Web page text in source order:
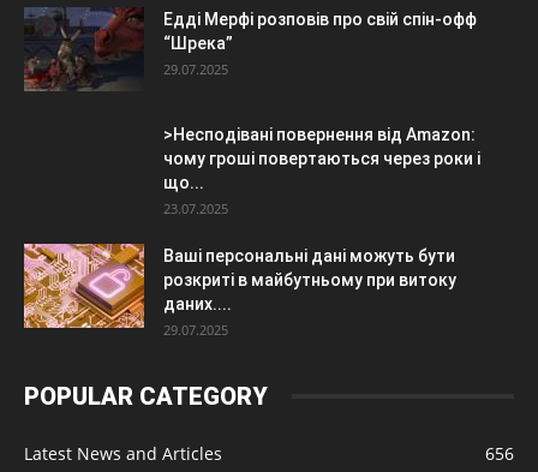
Едді Мерфі розповів про свій спін-офф
“Шрека”
29.07.2025
>Несподівані повернення від Amazon:
чому гроші повертаються через роки і
що...
23.07.2025
Ваші персональні дані можуть бути
розкриті в майбутньому при витоку
даних....
29.07.2025
POPULAR CATEGORY
Latest News and Articles 656